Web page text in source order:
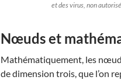
et des virus, non
Nœuds et
Mathématiquement, les
de dimension trois, que l’on